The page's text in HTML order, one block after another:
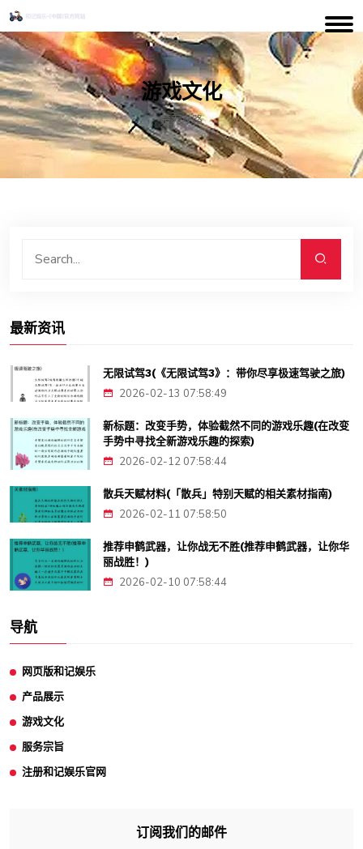
游戏文化
楚乔攻略
最新资讯
无限试驾3(《无限试驾3》：带你尽享极速驾驶之旅)
2026-02-13 07:58:49
新标题：改变手势，体验截然不同的游戏乐趣(在改变
手势中寻找全新游戏乐趣的探索)
2026-02-12 07:58:44
散兵天赋材料(「散兵」特别天赋的相关素材指南)
2026-02-11 07:58:50
推荐申鹤武器，让你战无不胜(推荐申鹤武器，让你华
丽战胜！)
2026-02-10 07:58:44
导航
网页版和记娱乐
产品展示
游戏文化
服务宗旨
注册和记娱乐官网
订阅我们的邮件